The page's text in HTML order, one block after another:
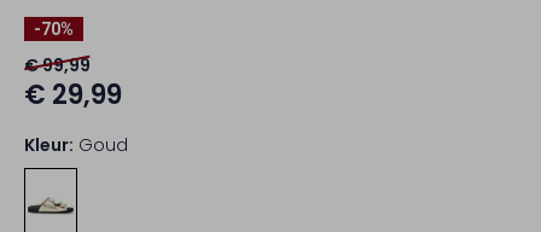
-70%
€ 99,99
€ 29,99
Kleur: Goud